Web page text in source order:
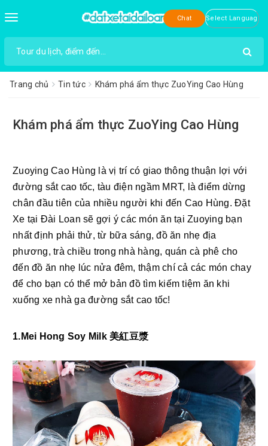
Toggle
Chat
Trang chủ Tin tức Khám phá ẩm thực ZuoYing Cao Hùng
Khám phá ẩm thực ZuoYing Cao Hùng
Zuoying Cao Hùng là vị trí có giao thông thuận lợi với
đường sắt cao tốc, tàu điện ngầm MRT, là điểm dừng
chân đầu tiên của nhiều người khi đến Cao Hùng. Đặt
Xe tại Đài Loan sẽ gợi ý các món ăn tại Zuoying bạn
nhất định phải thử, từ bữa sáng, đồ ăn nhẹ địa
phương, trà chiều trong nhà hàng, quán cà phê cho
đến đồ ăn nhẹ lúc nửa đêm, thậm chí cả các món chay
để cho bạn có thể mở bản đồ tìm kiếm tiệm ăn khi
xuống xe nhà ga đường sắt cao tốc!
1.Mei Hong Soy Milk 美紅豆漿